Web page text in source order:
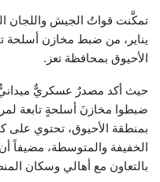
يناير، من ضبط مخازن أسلحة
الأحيوق بمحافظة تعز.
حيث أكد مصدرٌ عسكريٌّ ميدانيٌّ
ضبطوا مخازنَ أسلحةٍ تابعة
بمنطقة الأحيوق، تحتوي على
الخفيفة والمتوسطة، مضيفاً
بالتعاون مع أهالي وسكان